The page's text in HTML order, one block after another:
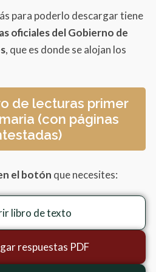
Jesús Rosas
Alberto Vital
Juana de
Trabalenguas
Miguel González Avelar,
Gabriel Brusi Puig
para poderlo descargar tiene
oficiales del Gobierno de
, que es donde se alojan los
de lecturas primer
(con páginas
el botón que necesites:
libro de texto
respuestas PDF